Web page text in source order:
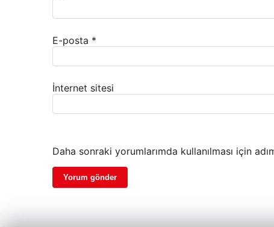
E-posta *
İnternet sitesi
Daha sonraki yorumlarımda kullanılması için